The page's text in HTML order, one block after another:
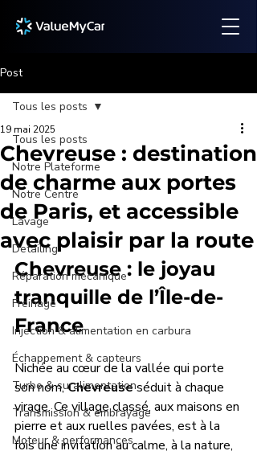
Post
Tous les posts
Notre Plateforme
Notre Centre
Lavage
Detailing
Réparation mécanique
Freinage
Injection & alimentation en carbura
Échappement & capteurs
Turbo & suralimentation
Transmission & embrayage
Moteur & performances
Tous les posts
Chevreuse : destination
de charme aux portes
de Paris, et accessible
avec plaisir par la route
19 mai 2025
Chevreuse : le joyau
tranquille de l’Île-de-
France
Nichée au cœur de la vallée qui porte
son nom, Chevreuse séduit à chaque
virage. Ce village classé, aux maisons en
pierre et aux ruelles pavées, est à la
fois une invitation au calme, à la nature,